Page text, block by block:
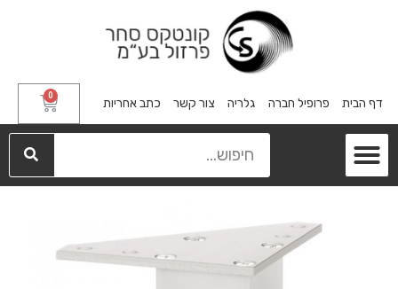
דף הבית פרופיל חברה גלריה צור קשר כתב אחריות
0